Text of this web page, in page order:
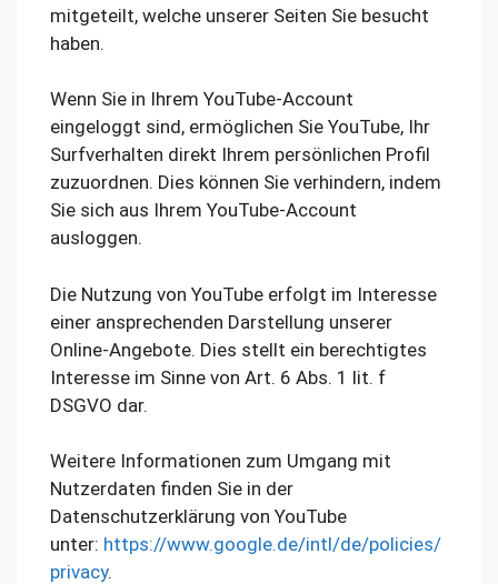
mitgeteilt, welche unserer Seiten Sie besucht
haben.
Wenn Sie in Ihrem YouTube-Account
eingeloggt sind, ermöglichen Sie YouTube, Ihr
Surfverhalten direkt Ihrem persönlichen Profil
zuzuordnen. Dies können Sie verhindern, indem
Sie sich aus Ihrem YouTube-Account
ausloggen.
Die Nutzung von YouTube erfolgt im Interesse
einer ansprechenden Darstellung unserer
Online-Angebote. Dies stellt ein berechtigtes
Interesse im Sinne von Art. 6 Abs. 1 lit. f
DSGVO dar.
Weitere Informationen zum Umgang mit
Nutzerdaten finden Sie in der
Datenschutzerklärung von YouTube
unter: https://www.google.de/intl/de/policies/
privacy.